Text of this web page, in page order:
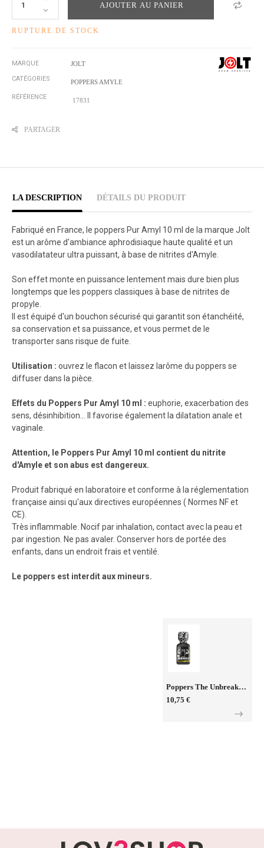
AJOUTER AU PANIER
RUPTURE DE STOCK
MARQUE JOLT
CATÉGORIES POPPERS AMYLE
RÉFÉRENCE 17831
PARTAGER
LA DESCRIPTION DÉTAILS DU PRODUIT
Fabriqué en France, le poppers Pur Amyl 10 ml de la marque Jolt
est un arôme d'ambiance aphrodisiaque haute qualité et un
vasodilatateur ultra puissant, à base de nitrites d'Amyle.
Son effet monte en puissance lentement mais dure bien plus
longtemps que les poppers classiques à base de nitrites de
propyle.
Il est équipé d'un bouchon sécurisé qui garantit son étanchéité,
sa conservation et sa puissance, et vous permet de le
transporter sans risque de fuite.
Utilisation : ouvrez le flacon et laissez larôme du poppers se
diffuser dans la pièce.
Effets du Poppers Pur Amyl 10 ml : euphorie, exacerbation des
sens, désinhibition... Il favorise également la dilatation anale et
vaginale.
Attention, le Poppers Pur Amyl 10 ml contient du nitrite
d'Amyle et son abus est dangereux.
Produit fabriqué en laboratoire et conforme à la réglementation
française ainsi qu'aux directives européennes ( Normes NF et
CE).
Très inflammable. Nocif par inhalation, contact avec la peau et
par ingestion. Ne pas avaler. Conserver hors de portée des
enfants, dans un endroit frais et ventilé.
Le poppers est interdit aux mineurs.
Poppers The Unbreakable Amyl 24ml
10,75 €